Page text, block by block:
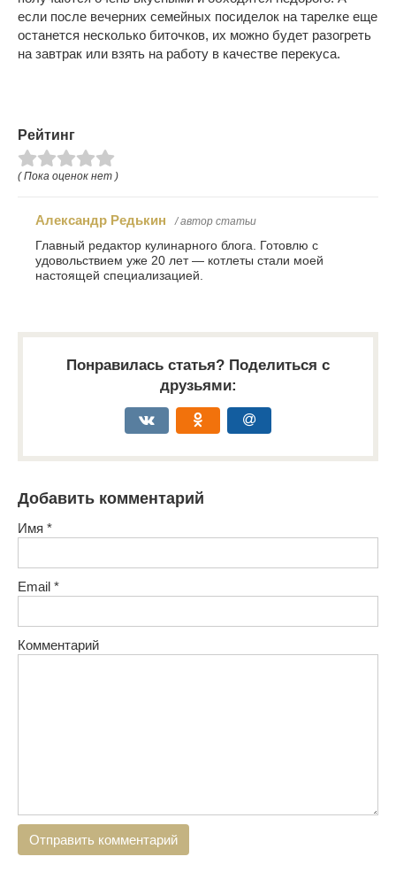
если после вечерних семейных посиделок на тарелке еще
останется несколько биточков, их можно будет разогреть
на завтрак или взять на работу в качестве перекуса.
Рейтинг
( Пока оценок нет )
Александр Редькин / автор статьи
Главный редактор кулинарного блога. Готовлю с
удовольствием уже 20 лет — котлеты стали моей
настоящей специализацией.
Понравилась статья? Поделиться с
друзьями:
Добавить комментарий
Имя *
Email *
Комментарий